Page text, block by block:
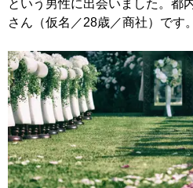
という男性に出会いました。都
さん（仮名／28歳／商社）です。